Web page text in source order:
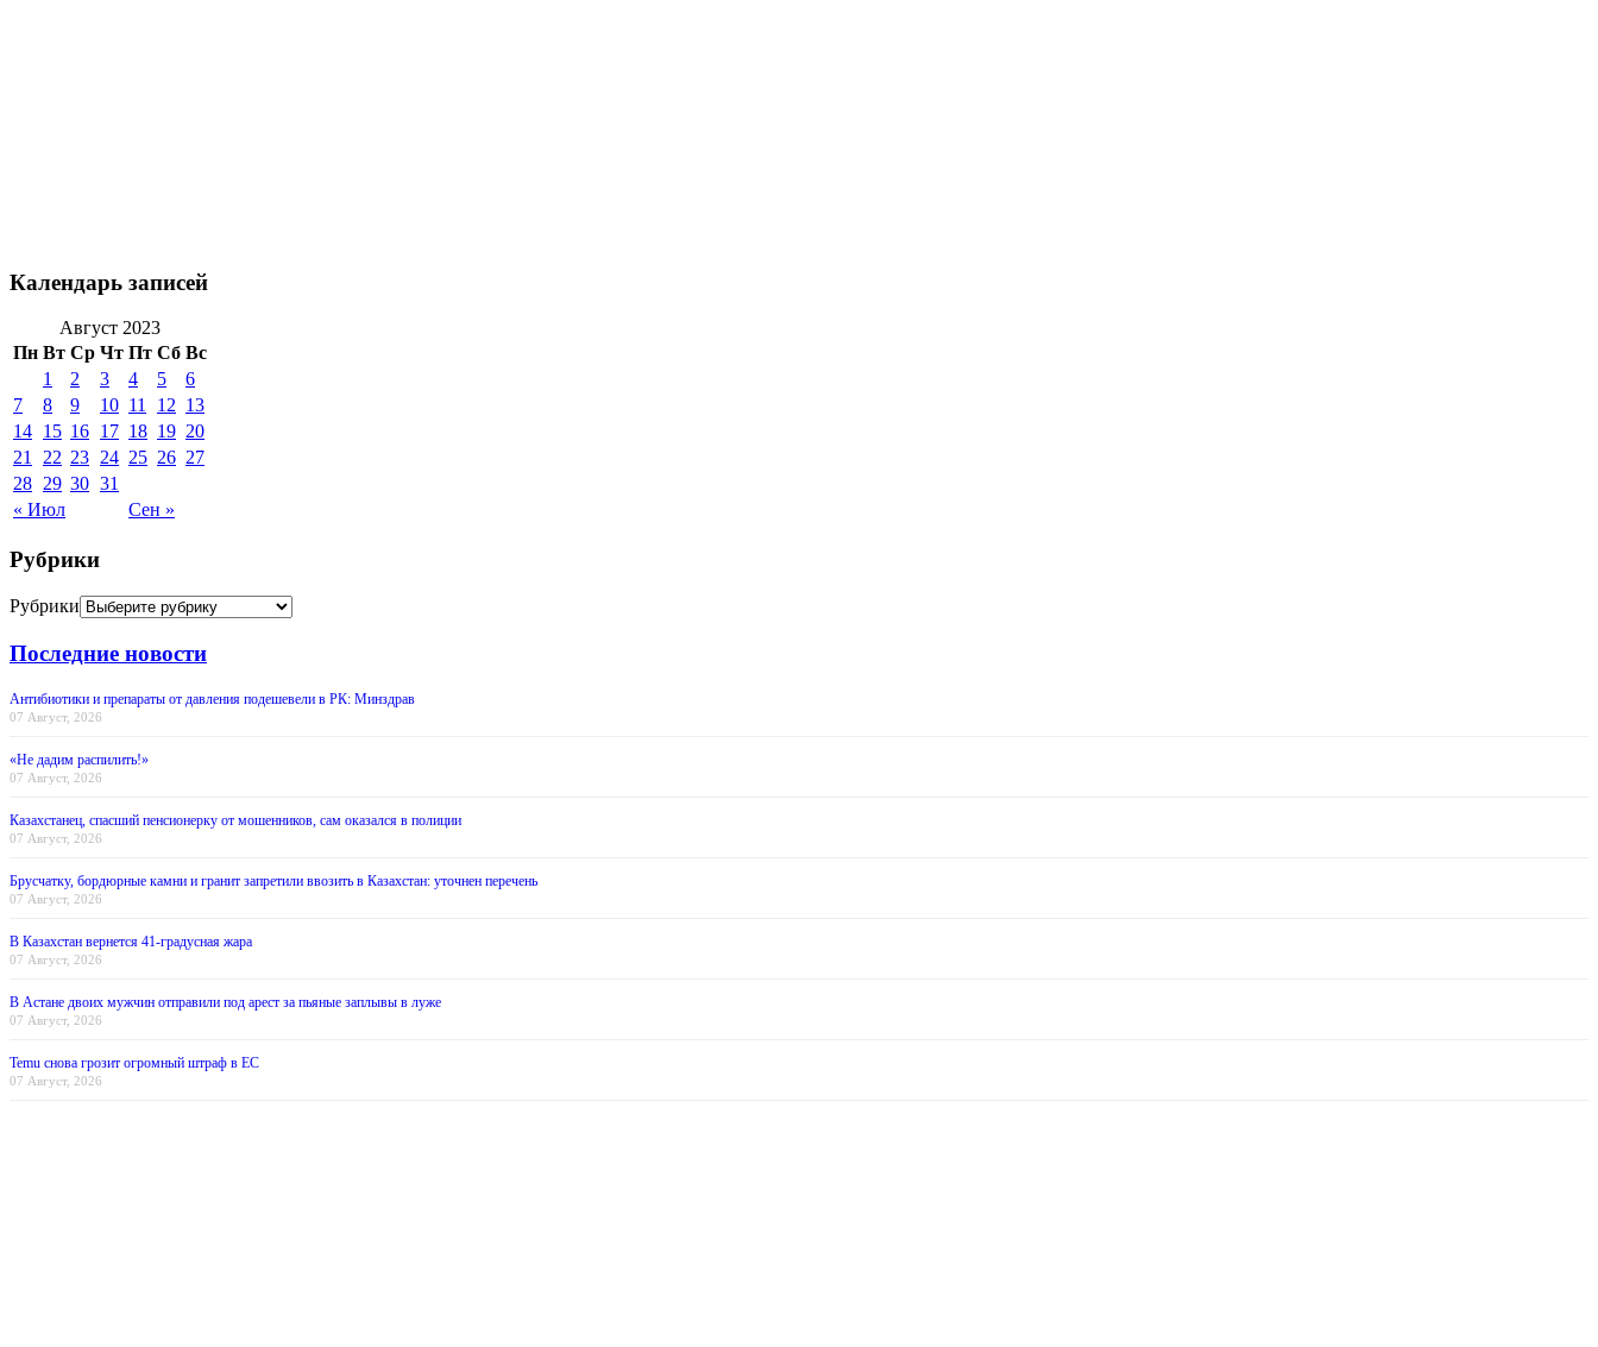
Календарь записей
Август 2023
Пн Вт Ср Чт Пт Сб Вс
« Июл Сен »
1 2 3 4 5
6
7
8 9 10 11 12 13
14 15 16 17 18 19 20
21
22 23 24 25 26 27
28 29 30 31
Рубрики
Рубрики
Последние новости
Антибиотики и препараты от давления подешевели в РК: Минздрав
07 Август, 2026
«Не дадим распилить!»
07 Август, 2026
Казахстанец, спасший пенсионерку от мошенников, сам оказался в полиции
07 Август, 2026
Брусчатку, бордюрные камни и гранит запретили ввозить в Казахстан: уточнен перечень
07 Август, 2026
В Казахстан вернется 41-градусная жара
07 Август, 2026
В Астане двоих мужчин отправили под арест за пьяные заплывы в луже
07 Август, 2026
Temu снова грозит огромный штраф в ЕС
07 Август, 2026